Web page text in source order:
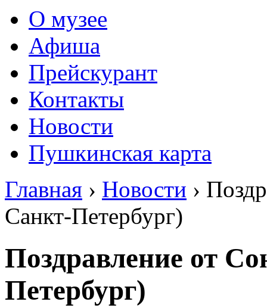
О музее
Афиша
Прейскурант
Контакты
Новости
Пушкинская карта
Главная › Новости ›
Санкт-Петербург)
Поздравление от
Петербург)